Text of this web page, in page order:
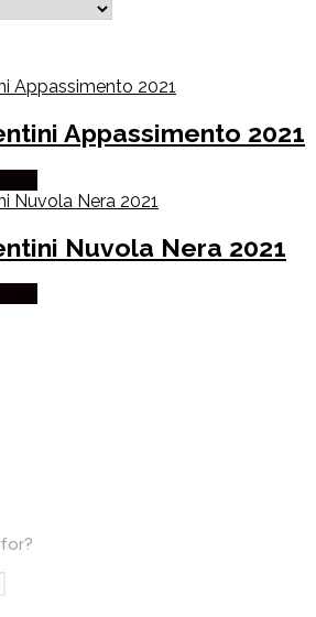
Appassimento 2021
Nuvola Nera 2021